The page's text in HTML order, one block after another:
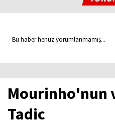
Bu haber henüz yorumlanmamış...
Mourinho'nun
Tadic